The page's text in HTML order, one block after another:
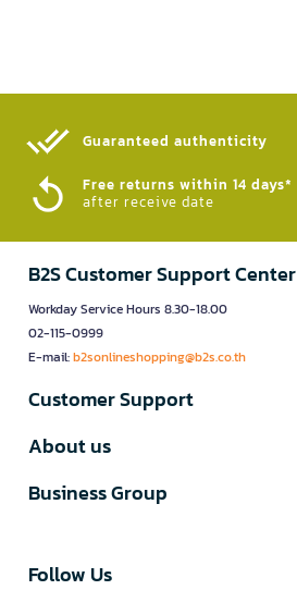
Guaranteed authenticity​
Free returns within 14 days*
after receive date
B2S Customer Support Center
Workday Service Hours 8.30-18.00
02-115-0999
E-mail:b2sonlineshopping@b2s.co.th
Customer Support
About us
Business Group
Follow Us​